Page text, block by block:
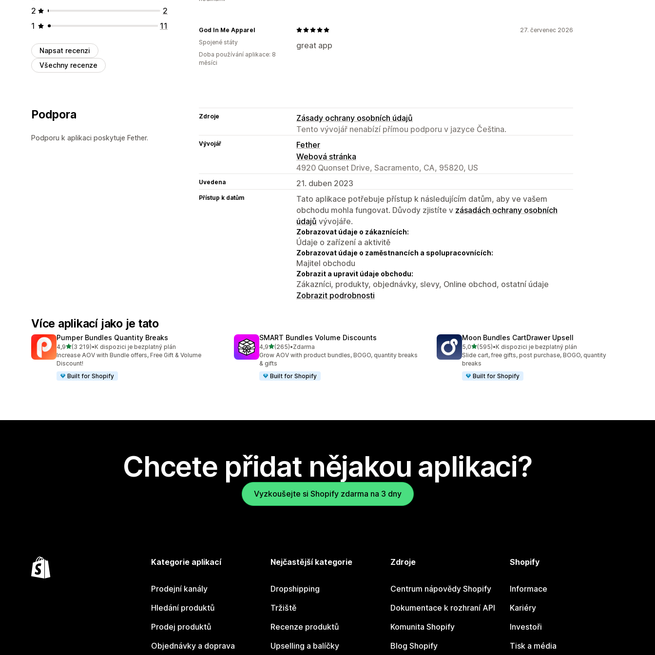
2
2
1
11
Napsat recenzi
Všechny recenze
27. červenec 2026
great app
God In Me Apparel
Spojené státy
Doba používání aplikace: 8
měsíci
Podpora
Podporu k aplikaci poskytuje Fether.
Zdroje
Zásady ochrany osobních údajů
Tento vývojář nenabízí přímou podporu v jazyce Čeština.
Vývojář
Fether
Webová stránka
4920 Quonset Drive, Sacramento, CA, 95820, US
Uvedena 21. duben 2023
Přístup k datům
Tato aplikace potřebuje přístup k následujícím datům, aby ve vašem
obchodu mohla fungovat. Důvody zjistíte v zásadách ochrany osobních
údajů vývojáře.
Zobrazovat údaje o zákaznících:
Údaje o zařízení a aktivitě
Zobrazovat údaje o zaměstnancích a spolupracovnících:
Majitel obchodu
Zobrazit a upravit údaje obchodu:
Zákazníci, produkty, objednávky, slevy, Online obchod, ostatní údaje
Zobrazit podrobnosti
Více aplikací jako je tato
Pumper Bundles Quantity Breaks
4,9z 5 hvězd
(3 219)
Celkový počet recenzí: 3219
•K dispozici je bezplatný plán
Increase AOV with Bundle offers, Free Gift & Volume
Discount!
Built for Shopify
SMART Bundles Volume Discounts
4,9z 5 hvězd
(265)
Celkový počet recenzí: 265
•Zdarma
Grow AOV with product bundles, BOGO, quantity breaks
& gifts
Built for Shopify
Moon Bundles CartDrawer Upsell
5,0z 5 hvězd
(595)
Celkový počet recenzí: 595
•K dispozici je bezplatný plán
Slide cart, free gifts, post purchase, BOGO, quantity
breaks
Built for Shopify
Chcete přidat nějakou aplikaci?
Vyzkoušejte si Shopify zdarma na 3 dny
Kategorie aplikací
Prodejní kanály
Hledání produktů
Prodej produktů
Objednávky a doprava
Nejčastější kategorie
Dropshipping
Tržiště
Recenze produktů
Upselling a balíčky
Zdroje
Centrum nápovědy Shopify
Dokumentace k rozhraní API
Komunita Shopify
Blog Shopify
Shopify
Informace
Kariéry
Investoři
Tisk a média